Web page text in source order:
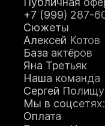
мка
Сценарное дело
Видеоблогер
Журналистика
Подробнее
Подробне
е
Подробнее
Подробнее
Подробнее
Подробне
е
+7 (999) 287-
Сюжеты
Алексей Котов
База актёров
Яна Третьяк
Наша команда
Сергей
Мы в соцсетях:
Оплата